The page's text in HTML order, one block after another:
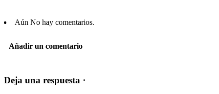
Aún No hay comentarios.
Añadir un comentario
Deja una respuesta ·